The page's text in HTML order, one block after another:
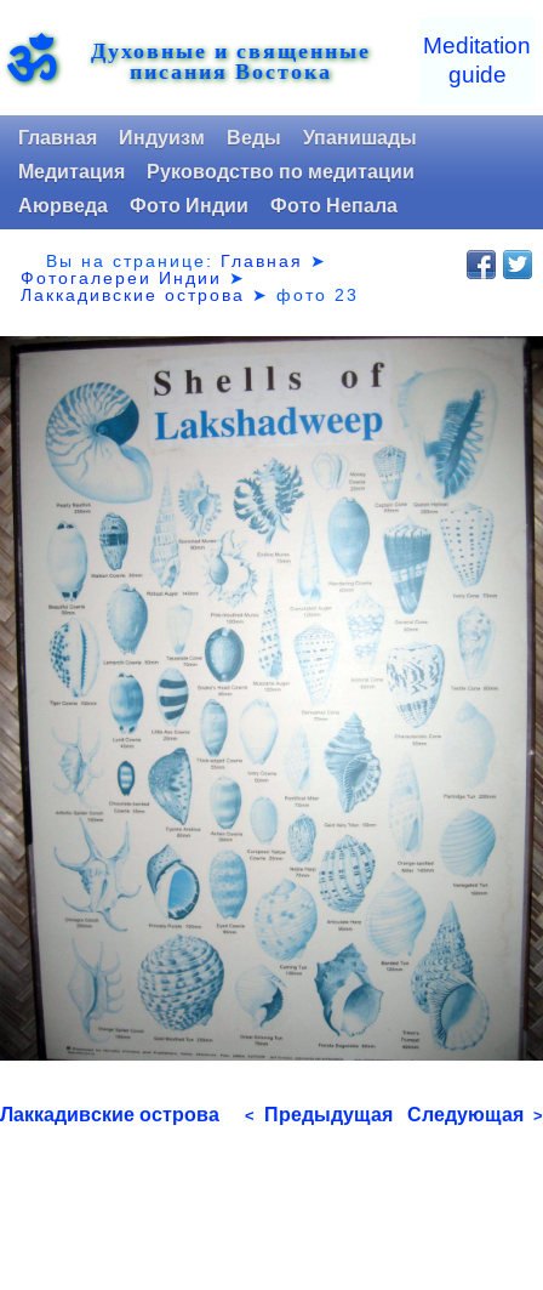
ॐ Духовные и священные
писания Востока
Meditation
guide
Главная Индуизм Веды
Упанишады
Медитация
Руководство по медитации
Аюрведа
Фото Индии Фото Непала
Вы на странице: Главная
➤
Фотогалереи Индии
➤
Лаккадивские острова
➤фото 23
Лаккадивские острова < Предыдущая Следующая >